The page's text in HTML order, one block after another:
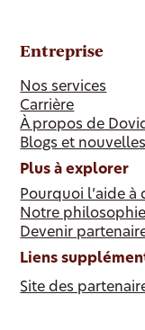
Entreprise
Nos services
Carrière
À propos de
Blogs et nouvelles
Plus à explorer
Pourquoi l’aide à
Notre
Devenir
Liens
Site des